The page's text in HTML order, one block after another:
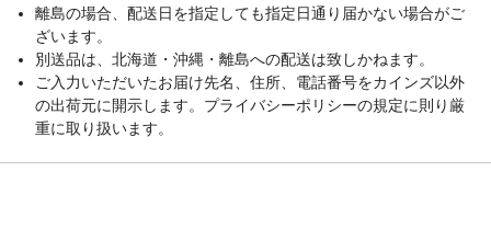
離島の場合、配送日を指定しても指定日通り届かない場合がご
ざいます。
別送品は、北海道・沖縄・離島への配送は致しかねます。
ご入力いただいたお届け先名、住所、電話番号をカインズ以外
の出荷元に開示します。プライバシーポリシーの規定に則り厳
重に取り扱います。